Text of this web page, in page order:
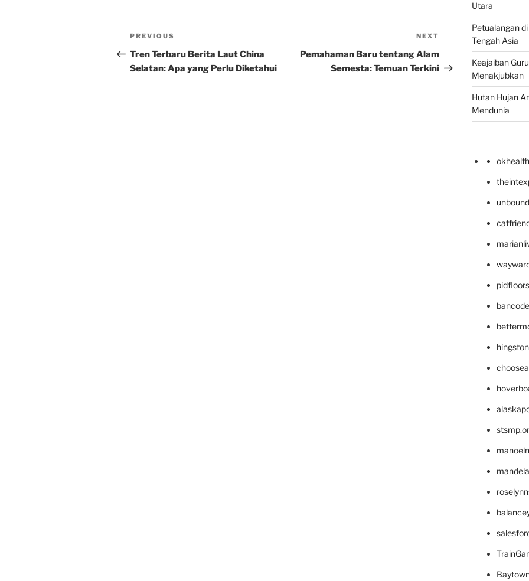
Post
navigation
Previous
Post
PREVIOUS
Tren Terbaru Berita Laut China
Selatan: Apa yang Perlu Diketahui
Post
NEXT
Pemahaman Baru tentang Alam
Semesta: Temuan Terkini
Utara
Petualangan
Tengah Asia
Keajaiban
Menakjubkan
Hutan Hujan
Mendunia